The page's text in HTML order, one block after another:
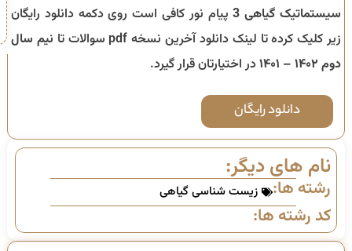
سیستماتیک گیاهی 3
پیام نور کافی است روی دکمه دانلود رایگان
زیر کلیک کرده تا لینک دانلود آخرین نسخه pdf سوالات تا
نیم سال
دوم ۱۴۰۲ – ۱۴۰۱
در اختیارتان قرار گیرد.
دانلود رایگان
نام های دیگر:
رشته ها: زیست شناسی گیاهی
کد رشته ها: